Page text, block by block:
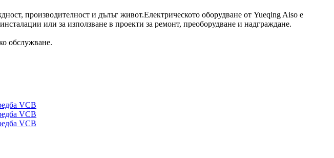
производителност и дълъг живот.Електрическото оборудване от Yueqing Aiso е
или за използване в проекти за ремонт, преоборудване и надграждане.
обслужване.